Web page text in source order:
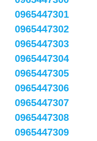
0965447301
0965447302
0965447303
0965447304
0965447305
0965447306
0965447307
0965447308
0965447309